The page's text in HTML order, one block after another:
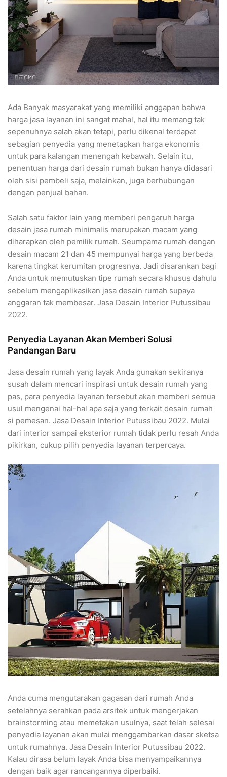
Ada Banyak masyarakat yang memiliki anggapan bahwa
harga jasa layanan ini sangat mahal, hal itu memang tak
sepenuhnya salah akan tetapi, perlu dikenal terdapat
sebagian penyedia yang menetapkan harga ekonomis
untuk para kalangan menengah kebawah. Selain itu,
penentuan harga dari desain rumah bukan hanya didasari
oleh sisi pembeli saja, melainkan, juga berhubungan
dengan penjual bahan.
Salah satu faktor lain yang memberi pengaruh harga
desain jasa rumah minimalis merupakan macam yang
diharapkan oleh pemilik rumah. Seumpama rumah dengan
desain macam 21 dan 45 mempunyai harga yang berbeda
karena tingkat kerumitan progresnya. Jadi disarankan bagi
Anda untuk memutuskan tipe rumah secara khusus dahulu
sebelum mengaplikasikan jasa desain rumah supaya
anggaran tak membesar. Jasa Desain Interior Putussibau
2022.
Penyedia Layanan Akan Memberi Solusi
Pandangan Baru
Jasa desain rumah yang layak Anda gunakan sekiranya
susah dalam mencari inspirasi untuk desain rumah yang
pas, para penyedia layanan tersebut akan memberi semua
usul mengenai hal-hal apa saja yang terkait desain rumah
si pemesan. Jasa Desain Interior Putussibau 2022. Mulai
dari interior sampai eksterior rumah tidak perlu resah Anda
pikirkan, cukup pilih penyedia layanan terpercaya.
Anda cuma mengutarakan gagasan dari rumah Anda
setelahnya serahkan pada arsitek untuk mengerjakan
brainstorming atau memetakan usulnya, saat telah selesai
penyedia layanan akan mulai menggambarkan dasar sketsa
untuk rumahnya. Jasa Desain Interior Putussibau 2022.
Kalau dirasa belum layak Anda bisa menyampaikannya
dengan baik agar rancangannya diperbaiki.